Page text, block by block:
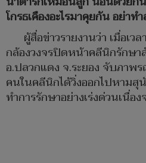
โกรธเคืองอะไรมาคุยกัน อย่าท
ผู้สื่อข่าวรายงานว่า เมื่อเ
กล้องวงจรปิดหน้าคลีนิกรักษ
อ.ปลวกแดง จ.ระยอง จับภาพ
คนในคลีนิกได้วิ่งออกไปหามสุ
ทำการรักษาอย่างเร่งด่วนเนื่อ